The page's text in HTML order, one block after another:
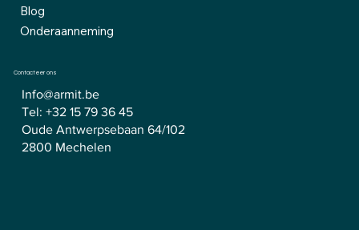
Blog
Onderaanneming
Contacteer ons
Info@armit.be
Tel: +32 15 79 36 45
Oude Antwerpsebaan 64/102
2800 Mechelen